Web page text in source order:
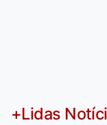
+Lidas